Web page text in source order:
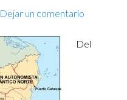
Dejar un comentario
Del